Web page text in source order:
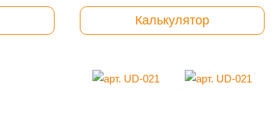
Калькулятор